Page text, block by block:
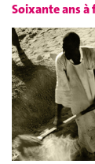
Soixante ans à